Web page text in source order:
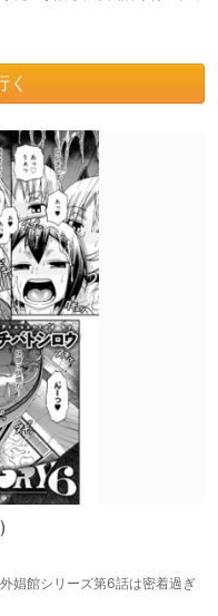
く
娼館シリーズ第6話は密着過ぎ